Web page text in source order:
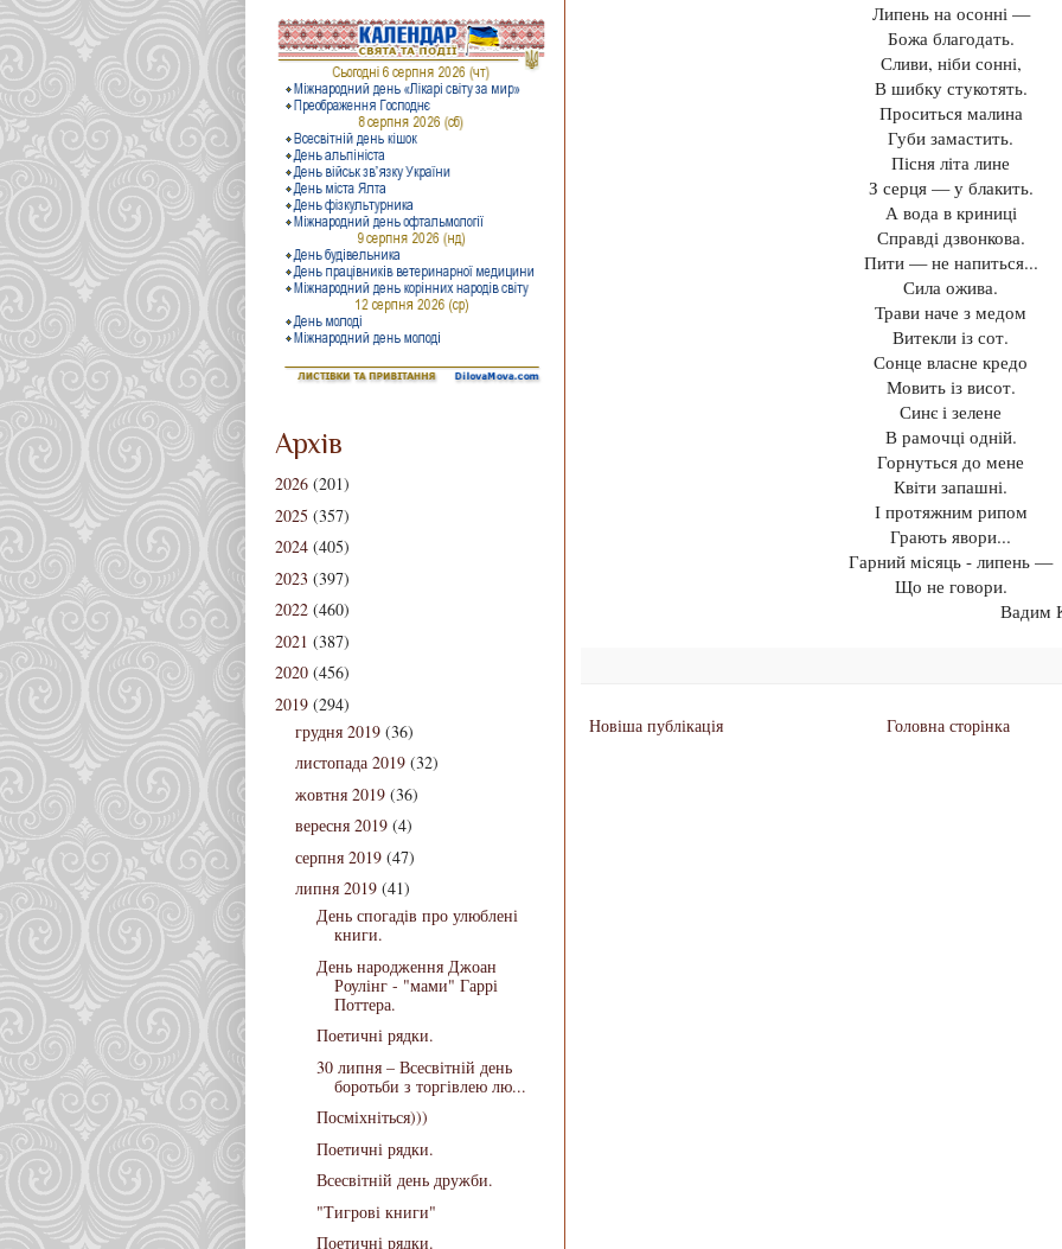
Липень на осонні —
Божа благодать.
Сливи, ніби сонні,
В шибку стукотять.
Проситься малина
Губи замастить.
Пісня літа лине
З серця — у блакить.
А вода в криниці
Справді дзвонкова.
Пити — не напиться...
Сила ожива.
Трави наче з медом
Витекли із сот.
Сонце власне кредо
Мовить із висот.
Синє і зелене
В рамочці одній.
Горнуться до мене
Квіти запашні.
І протяжним рипом
Грають явори...
Гарний місяць - липень —
Що не говори.
Вадим
Новіша публікація Головна сторінка
Архів
2026 (201)
2025 (357)
2024 (405)
2023 (397)
2022 (460)
2021 (387)
2020 (456)
2019 (294)
грудня 2019 (36)
листопада 2019 (32)
жовтня 2019 (36)
вересня 2019 (4)
серпня 2019 (47)
липня 2019 (41)
День спогадів про улюблені
книги.
День народження Джоан
Роулінг - "мами" Гаррі
Поттера.
Поетичні рядки.
30 липня – Всесвітній день
боротьби з торгівлею лю...
Посміхніться)))
Поетичні рядки.
Всесвітній день дружби.
"Тигрові книги"
Поетичні рядки.